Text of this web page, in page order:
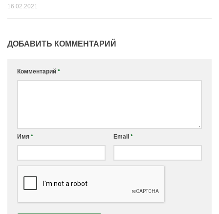
16.02.2021
ДОБАВИТЬ КОММЕНТАРИЙ
Комментарий *
Имя * Email *